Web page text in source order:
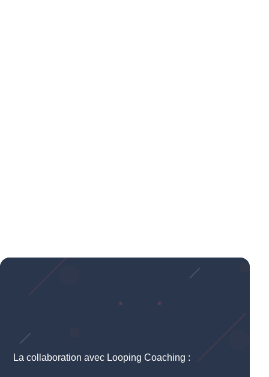
La collaboration avec Looping Coaching :